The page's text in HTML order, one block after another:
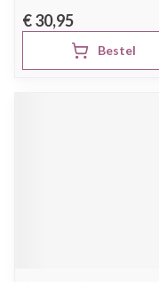
€ 30,95
Bestel